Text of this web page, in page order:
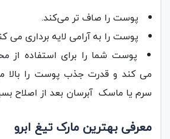
پوست را صاف تر می‌کند.
پوست را به آرامی لایه برداری می
پوست شما را برای استفاده از
می کند و قدرت جذب پوست را بالا
سرم یا ماسک آبرسان بعد از اصلاح
معرفی بهترین مارک تیغ ابرو